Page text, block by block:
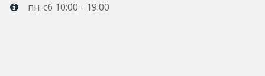
пн-сб 10:00 - 19:00